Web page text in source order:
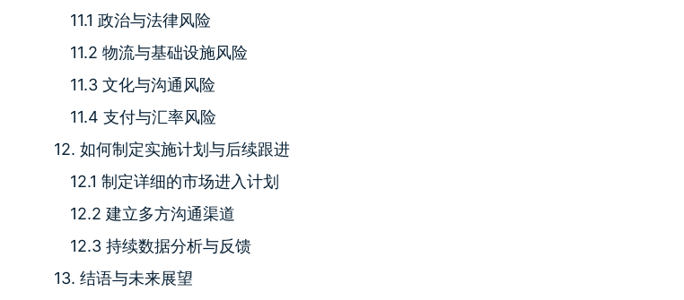
11.1 政治与法律风险
11.2 物流与基础设施风险
11.3 文化与沟通风险
11.4 支付与汇率风险
12. 如何制定实施计划与后续跟进
12.1 制定详细的市场进入计划
12.2 建立多方沟通渠道
12.3 持续数据分析与反馈
13. 结语与未来展望